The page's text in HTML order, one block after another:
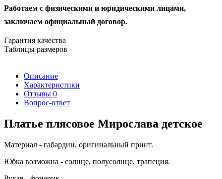
Работаем с физическими и юридическими лицами,
заключаем официальный договор.
Гарантия качества
Таблицы размеров
Описание
Характеристики
Отзывы 0
Вопрос-ответ
Платье плясовое Мирослава детское
Материал - габардин, оригинальный принт.
Юбка возможна - солнце, полусолнце, трапеция.